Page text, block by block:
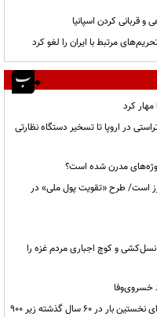
و قربانی کردن اسپانیا
مرتبط با ایران را لغو کرد
مهار کرد
در اروپا تا تسخیر دستگاه نظارتی
مدرن شده است؟
است/ طرح «تقویت پول ملی» در
نسل‌کشی و کوچ اجباری مردم غزه را
خسروی‌وفا
سقوط تاریخی نرخ تولد در ایران؛ شمار نوزادان برای نخستین بار در ۶۰ سال گذشته زیر ۹۰۰